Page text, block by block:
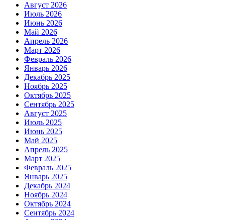
Август 2026
Июль 2026
Июнь 2026
Май 2026
Апрель 2026
Март 2026
Февраль 2026
Январь 2026
Декабрь 2025
Ноябрь 2025
Октябрь 2025
Сентябрь 2025
Август 2025
Июль 2025
Июнь 2025
Май 2025
Апрель 2025
Март 2025
Февраль 2025
Январь 2025
Декабрь 2024
Ноябрь 2024
Октябрь 2024
Сентябрь 2024